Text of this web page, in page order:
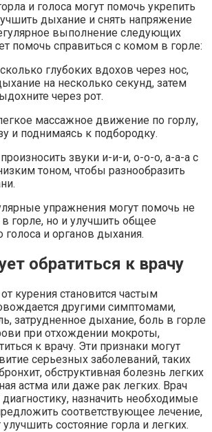
и голоса могут помочь укрепить
дыхание и снять напряжение
выполнение следующих
помочь справиться с комом в горле:
глубоких вдохов через нос,
на несколько секунд, затем
через рот.
массажное движение по горлу,
и поднимаясь к подбородку.
звуки и-и-и, о-о-о, а-а-а с
тоном, чтобы разнообразить
упражнения могут помочь не
горле, но и улучшить общее
голоса и органов дыхания.
обратиться к врачу
курения становится частым
другими симптомами,
затрудненное дыхание, боль в горле
при отхождении мокроты,
к врачу. Эти признаки могут
серьезных заболеваний, таких
обструктивная болезнь легких
астма или даже рак легких. Врач
назначить необходимые
соответствующее лечение,
состояние горла и легких.